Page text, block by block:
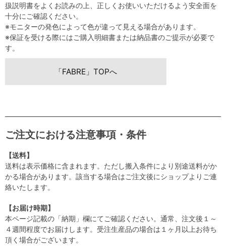
扱説明書をよくお読みの上、正しくお使いいただけるよう安全面を
十分にご確認ください。
※モニターの発色によって色が違って見える場合があります。
※保証を受ける際にはご購入明細書または納品書のご提示が必要で
す。
「FABRE」TOPへ
ご注文における注意事項・条件
【送料】
送料は表示価格に含まれます。ただし搬入条件により別途送料がか
かる場合があります。該当する場合はご注文後にショップよりご連
絡いたします。
【お届け時期】
本ページ記載の「納期」欄にてご確認ください。通常、注文後１～
４週間程度でお届けします。受注生産品の場合は１ヶ月以上お待ち
頂く場合がございます。